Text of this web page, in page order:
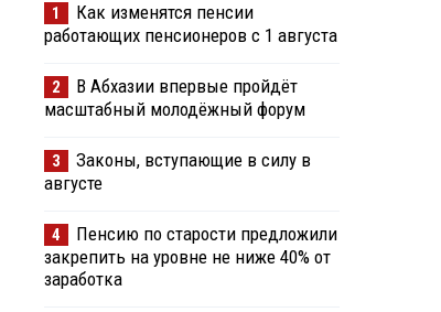
1
Как изменятся пенсии
работающих пенсионеров с 1 августа
2
В Абхазии впервые пройдёт
масштабный молодёжный форум
3
Законы, вступающие в силу в
августе
4
Пенсию по старости предложили
закрепить на уровне не ниже 40% от
заработка